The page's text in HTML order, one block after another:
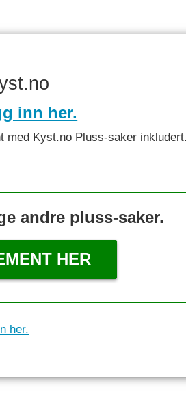
inn her.
med Kyst.no Pluss-saker
andre pluss-saker.
HER
her.